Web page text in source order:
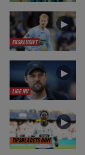
EKSKLUSIVT
►
LIGE NU
►
TIPSBLADETS DOM
►